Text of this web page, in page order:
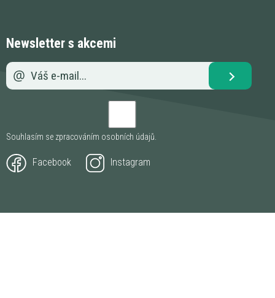
Newsletter s akcemi
Souhlasím se zpracováním osobních údajů.
Facebook Instagram